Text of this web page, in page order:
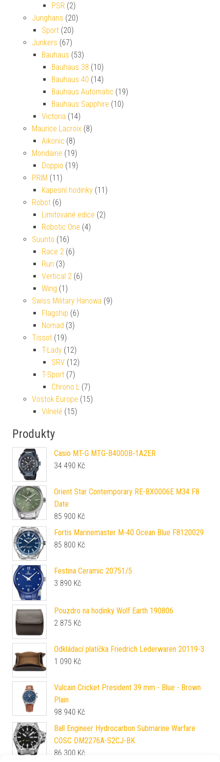
PSR (2)
Junghans (20)
Sport (20)
Junkers (67)
Bauhaus (53)
Bauhaus 38 (10)
Bauhaus 40 (14)
Bauhaus Automatic (19)
Bauhaus Sapphire (10)
Victoria (14)
Maurice Lacroix (8)
Aikonic (8)
Mondaine (19)
Doppio (19)
PRIM (11)
Kapesní hodinky (11)
Robot (6)
Limitované edice (2)
Robotic One (4)
Suunto (16)
Race 2 (6)
Run (3)
Vertical 2 (6)
Wing (1)
Swiss Military Hanowa (9)
Flagship (6)
Nomad (3)
Tissot (19)
T-Lady (12)
SRV (12)
T-Sport (7)
Chrono L (7)
Vostok Europe (15)
Vilnelé (15)
Produkty
Casio MT-G MTG-B4000B-1A2ER
34 490 Kč
Orient Star Contemporary RE-BX0006E M34 F8
Date
85 900 Kč
Fortis Marinemaster M-40 Ocean Blue F8120029
85 800 Kč
Festina Ceramic 20751/5
3 890 Kč
Pouzdro na hodinky Wolf Earth 190806
2 875 Kč
Odkládací platíčka Friedrich Lederwaren 20119-3
1 090 Kč
Vulcain Cricket President 39 mm - Blue - Brown
Plain
98 940 Kč
Ball Engineer Hydrocarbon Submarine Warfare
COSC DM2276A-S2CJ-BK
86 300 Kč